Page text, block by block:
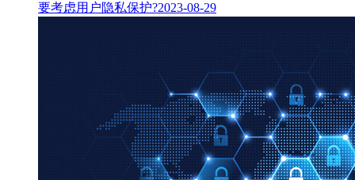
要考虑用户隐私保护?2023-08-29